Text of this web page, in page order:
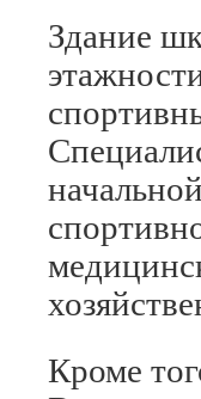
Здание
Кроме